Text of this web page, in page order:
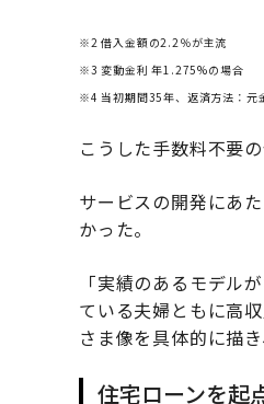
※2 借入金額の2.2％が主流
※3 変動金利 年1.275%の場合
※4 当初期間35年、返済方法：元
こうした手数料不要
サービスの開発にあ
かった。
「実績のあるモデル
ている夫婦ともに高
さま像を具体的に描
住宅ローンを起